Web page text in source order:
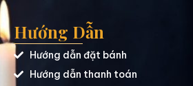
Hướng Dẫn
Hướng dẫn đặt bánh
Hướng dẫn thanh toán